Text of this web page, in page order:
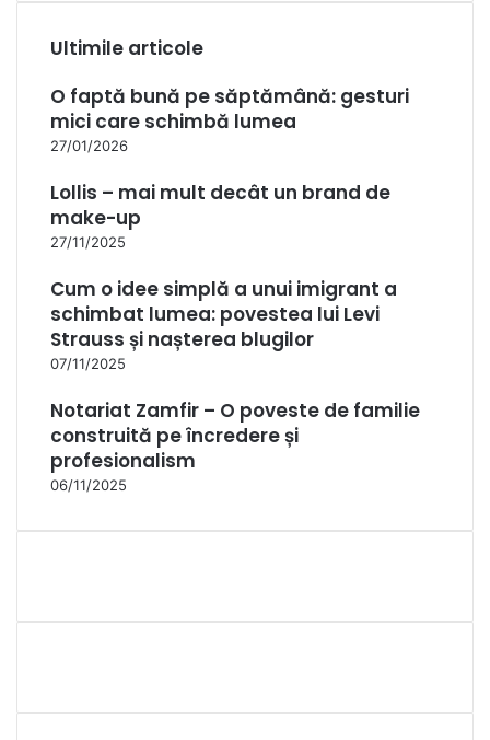
Ultimile articole
O faptă bună pe săptămână: gesturi
mici care schimbă lumea
27/01/2026
Lollis – mai mult decât un brand de
make-up
27/11/2025
Cum o idee simplă a unui imigrant a
schimbat lumea: povestea lui Levi
Strauss și nașterea blugilor
07/11/2025
Notariat Zamfir – O poveste de familie
construită pe încredere și
profesionalism
06/11/2025